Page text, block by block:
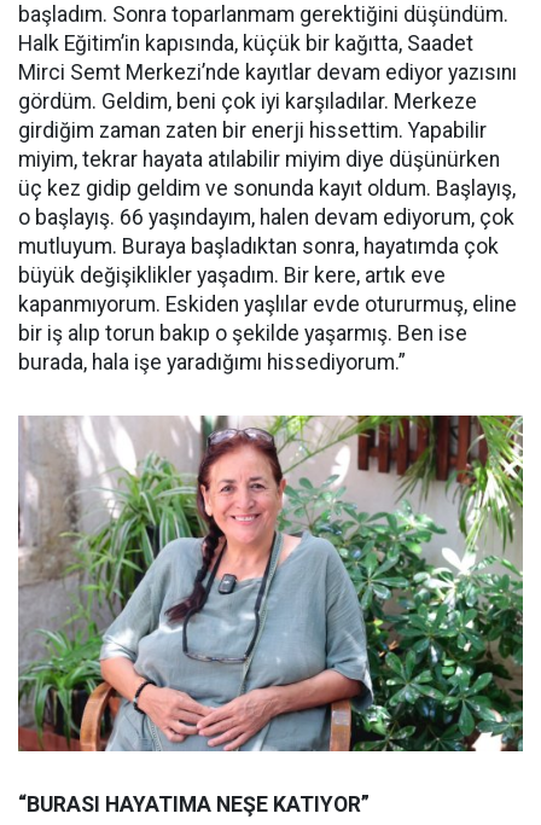
başladım. Sonra toparlanmam gerektiğini düşündüm.
Halk Eğitim’in kapısında, küçük bir kağıtta, Saadet
Mirci Semt Merkezi’nde kayıtlar devam ediyor yazısını
gördüm. Geldim, beni çok iyi karşıladılar. Merkeze
girdiğim zaman zaten bir enerji hissettim. Yapabilir
miyim, tekrar hayata atılabilir miyim diye düşünürken
üç kez gidip geldim ve sonunda kayıt oldum. Başlayış,
o başlayış. 66 yaşındayım, halen devam ediyorum, çok
mutluyum. Buraya başladıktan sonra, hayatımda çok
büyük değişiklikler yaşadım. Bir kere, artık eve
kapanmıyorum. Eskiden yaşlılar evde otururmuş, eline
bir iş alıp torun bakıp o şekilde yaşarmış. Ben ise
burada, hala işe yaradığımı hissediyorum.”
“BURASI HAYATIMA NEŞE KATIYOR”